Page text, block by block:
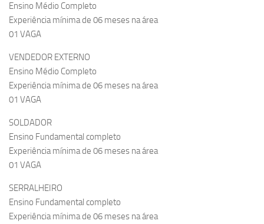
Ensino Médio Completo
Experiência mínima de 06 meses na área
01 VAGA
VENDEDOR EXTERNO
Ensino Médio Completo
Experiência mínima de 06 meses na área
01 VAGA
SOLDADOR
Ensino Fundamental completo
Experiência mínima de 06 meses na área
01 VAGA
SERRALHEIRO
Ensino Fundamental completo
Experiência mínima de 06 meses na área